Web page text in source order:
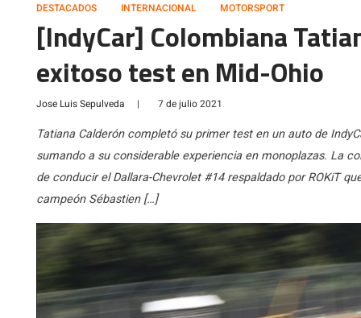
DESTACADOS INTERNACIONAL MOTORSPORT
[IndyCar] Colombiana
exitoso test en Mid-Ohio
Jose Luis Sepulveda | 7 de julio 2021
Tatiana Calderón completó su primer test en un auto de
sumando a su considerable experiencia en monoplazas. La
de conducir el Dallara-Chevrolet #14 respaldado por ROKiT
campeón Sébastien […]